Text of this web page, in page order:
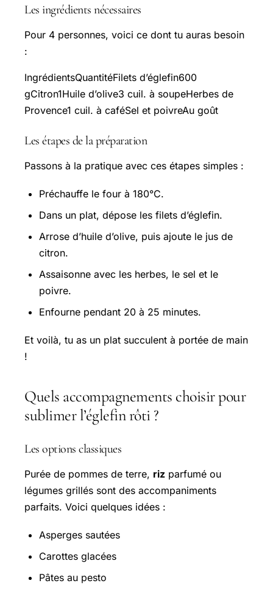
Les ingrédients nécessaires
Pour 4 personnes, voici ce dont tu auras besoin
:
IngrédientsQuantitéFilets d’églefin600
gCitron1Huile d’olive3 cuil. à soupeHerbes de
Provence1 cuil. à caféSel et poivreAu goût
Les étapes de la préparation
Passons à la pratique avec ces étapes simples :
Préchauffe le four à 180°C.
Dans un plat, dépose les filets d’églefin.
Arrose d’huile d’olive, puis ajoute le jus de
citron.
Assaisonne avec les herbes, le sel et le
poivre.
Enfourne pendant 20 à 25 minutes.
Et voilà, tu as un plat succulent à portée de main
!
Quels accompagnements choisir pour
sublimer l’églefin rôti ?
Les options classiques
Purée de pommes de terre, riz parfumé ou
légumes grillés sont des accompaniments
parfaits. Voici quelques idées :
Asperges sautées
Carottes glacées
Pâtes au pesto